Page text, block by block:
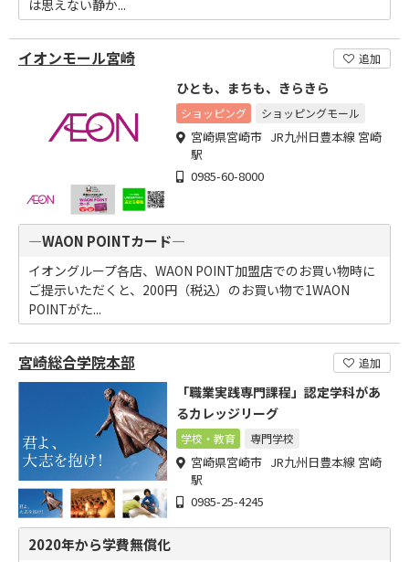
は思えない静か...
イオンモール宮崎 追加
ひとも、まちも、きらきら
ショッピング ショッピングモール
宮崎県宮崎市 JR九州日豊本線 宮崎
駅
0985-60-8000
―WAON POINTカード―
イオングループ各店、WAON POINT加盟店でのお買い物時に
ご提示いただくと、200円（税込）のお買い物で1WAON
POINTがた...
宮崎総合学院本部 追加
「職業実践専門課程」認定学科があ
るカレッジリーグ
学校・教育 専門学校
宮崎県宮崎市 JR九州日豊本線 宮崎
駅
0985-25-4245
2020年から学費無償化